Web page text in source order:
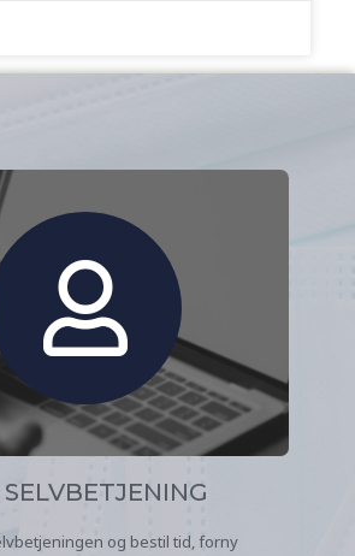
og bestil tid, forny